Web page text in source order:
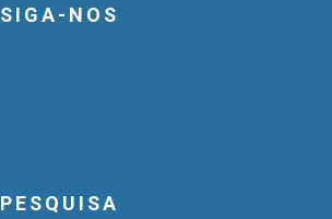
SIGA-NOS
PESQUISA